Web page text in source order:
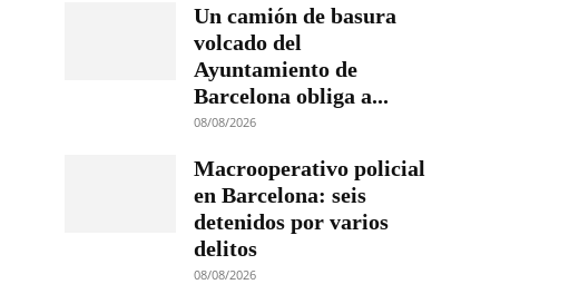
Un camión de basura
volcado del
Ayuntamiento de
Barcelona obliga a...
08/08/2026
Macrooperativo policial
en Barcelona: seis
detenidos por varios
delitos
08/08/2026